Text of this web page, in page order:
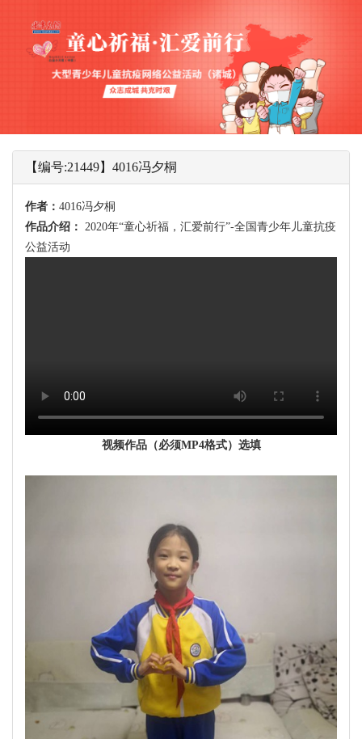
【编号:21449】4016冯夕桐
作者： 4016冯夕桐
作品介绍：
2020年“童心祈福，汇爱前行”-全国青少年儿童抗疫
公益活动
视频作品（必须MP4格式）选填